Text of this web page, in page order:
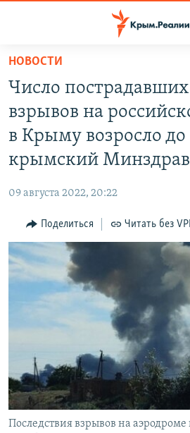
Вернуться
основному
содержанию
Вернутся
главной
Вернутся
поиску
ГРУЗ 200
КАРТА ВОЕННЫХ ОБЪЕКТОВ КРЫМА
ВОДА
ИНТЕРАКТИВ
ИНФОГРАФИКА
ТЕЛЕПРОЕКТ КРЫМ.РЕАЛИИ
СОВЕТЫ ПРАВОЗАЩИТНИКОВ
ПРОПАВШИЕ БЕЗ ВЕСТИ
ПОБЕДИТЕЛЕЙ НЕ СУДЯТ?
КРЫМ.НЕПОКОРЕННЫЙ
ELIFBE
УКРАИНСКАЯ ПРОБЛЕМА КРЫМА
РАДІО СВОБОДА
КАК ОБОЙТИ БЛОКИРОВКУ
Українською
Qırımtatar
ПРИСОЕДИНЯЙТЕСЬ!
Все сайты RFE/RL
НОВОСТИ
Число пострадавших
взрывов на
в Крыму возросло до
крымский Минздрав
09 августа 2022, 20:22
Поделиться Читать без
Последствия взрывов на аэродроме